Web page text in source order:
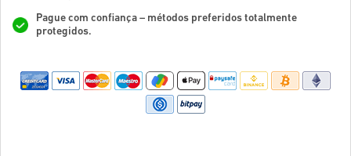
Pague com confiança – métodos preferidos totalmente
protegidos.